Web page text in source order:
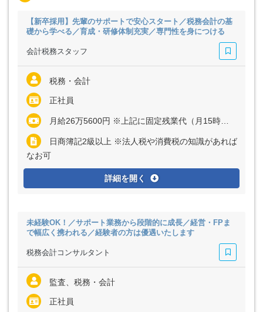
【新卒採用】先輩のサポートで安心スタート／税務会計の基
礎から学べる／育成・研修体制充実／専門性を身につける
会計税務スタッフ
税務・会計
正社員
月給26万5600円 ※上記に固定残業代（月15時間分＝2万7600円）を含む ※超過分は別途全額支給
日商簿記2級以上 ※法人税や消費税の知識があれば
なお可
詳細を開く
未経験OK！／サポート業務から段階的に成長／経営・FPま
で幅広く携われる／経験者の方は優遇いたします
税務会計コンサルタント
監査、税務・会計
正社員